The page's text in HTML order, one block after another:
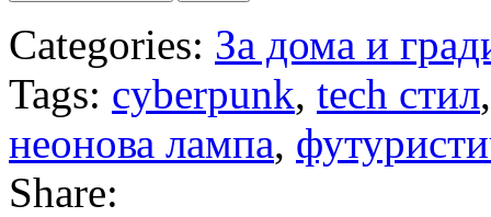
Categories: За дома и
Tags: cyberpunk, tech стил
неонова лампа,
Share: